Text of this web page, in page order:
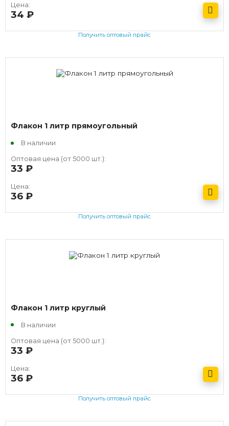
Цена:
34
Получить оптовый прайс
Флакон 1 литр прямоугольный
В наличии
Оптовая цена (от 5000 шт.):
33
Цена:
36
Получить оптовый прайс
Флакон 1 литр круглый
В наличии
Оптовая цена (от 5000 шт.):
33
Цена:
36
Получить оптовый прайс